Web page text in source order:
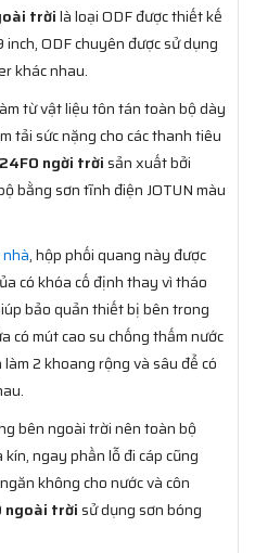
trờilà loại ODF được thiết kế
ODF chuyên được sử dụng
khác nhau.
từ vật liệu tôn tán toàn bộ dày
tải sức nặng cho các thanh tiêu
ngời trờisản xuất bởi
bằng sơn tĩnh điện JOTUN màu
, hộp phối quang này được
có khóa cố định thay vì tháo
bảo quản thiết bị bên trong
có mút cao su chống thấm nước
2 khoang rộng và sâu để có
bên ngoài trời nên toàn bộ
ngay phần lỗ đi cáp cũng
không cho nước và côn
ngoài trờisử dụng sơn bóng